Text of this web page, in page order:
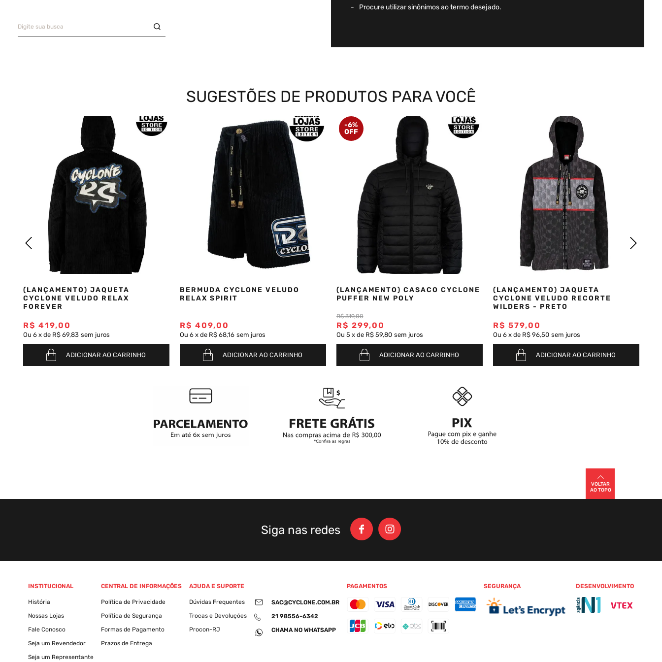
Procure utilizar sinônimos ao termo desejado.
SUGESTÕES DE PRODUTOS PARA VOCÊ
(LANÇAMENTO) JAQUETA
CYCLONE VELUDO RELAX
FOREVER
R$ 419,00
Ou 6 xde R$ 69,83 sem juros
ADICIONAR AO CARRINHO
BERMUDA CYCLONE VELUDO
RELAX SPIRIT
R$ 409,00
Ou 6 xde R$ 68,16 sem juros
ADICIONAR AO CARRINHO
-6%
(LANÇAMENTO) CASACO CYCLONE
PUFFER NEW POLY
R$ 319,00
R$ 299,00
Ou 5 xde R$ 59,80 sem juros
ADICIONAR AO CARRINHO
(LANÇAMENTO) JAQUETA
CYCLONE VELUDO RECORTE
WILDERS - PRETO
R$ 579,00
Ou 6 xde R$ 96,50 sem juros
ADICIONAR AO CARRINHO
VOLTAR
AO TOPO
Siga nas redes
INSTITUCIONAL
História
Nossas Lojas
Fale Conosco
Seja um Revendedor
Seja um Representante
CENTRAL DE INFORMAÇÕES
Política de Privacidade
Política de Segurança
Formas de Pagamento
Prazos de Entrega
AJUDA E SUPORTE
Dúvidas Frequentes
Trocas e Devoluções
Procon-RJ
SAC@CYCLONE.COM.BR
21 98556-6342
CHAMA NO WHATSAPP
PAGAMENTOS SEGURANÇA DESENVOLVIMENTO
10º
Bermuda Veludo
Jaqueta Veludo
Oversized
Recorte
Casaco
Saia
10 Bermuda Veludo